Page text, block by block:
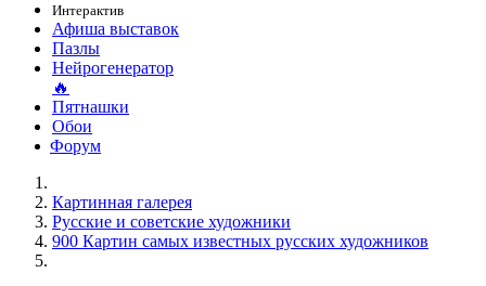
Интерактив
Афиша выставок
Пазлы
Нейрогенератор
🔥
Пятнашки
Обои
Форум
Картинная галерея
Русские и советские художники
900 Картин самых известных русских художников